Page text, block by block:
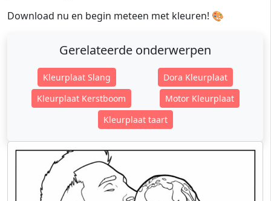
Download nu en begin meteen met kleuren! 🎨
Gerelateerde onderwerpen
Kleurplaat Slang
Dora Kleurplaat
Kleurplaat Kerstboom
Motor Kleurplaat
Kleurplaat taart